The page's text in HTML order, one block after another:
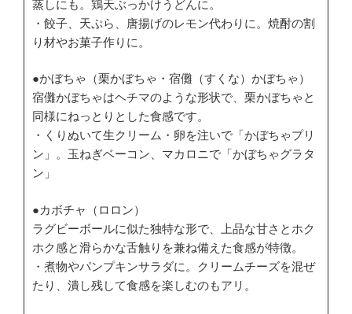
蒸しにも。鶏天ぶっかけうどんに。
・餃子、天ぷら、唐揚げのレモン代わりに。焼酎の割
り材やお菓子作りに。
●かぼちゃ（栗かぼちゃ・宿儺（すくな）かぼちゃ）
宿儺かぼちゃはヘチマのような形状で、栗かぼちゃと
同様にねっとりとした食感です。
・くりぬいて生クリーム・卵を注いで「かぼちゃプリ
ン」。玉ねぎベーコン、マカロニで「かぼちゃグラタ
ン」
●カボチャ（ロロン）
ラグビーボールに似た独特な形で、上品な甘さとホク
ホク感と滑らかな舌触りを兼ね備えた食感が特徴。
・煮物やパンプキンサラダに。クリームチーズを混ぜ
たり、潰し残して食感を楽しむのもアリ。